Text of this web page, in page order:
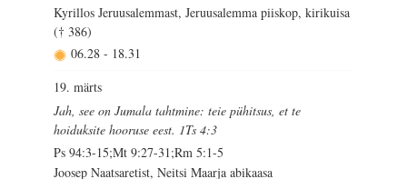
Kyrillos Jeruusalemmast, Jeruusalemma piiskop, kirikuisa
(† 386)
06.28 - 18.31
19. märts
Jah, see on Jumala tahtmine: teie pühitsus, et te
hoiduksite hooruse eest. 1Ts 4:3
Ps 94:3-15;Mt 9:27-31;Rm 5:1-5
Joosep Naatsaretist, Neitsi Maarja abikaasa